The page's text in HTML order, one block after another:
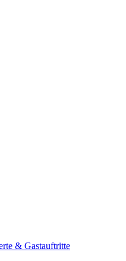
& Gastauftritte